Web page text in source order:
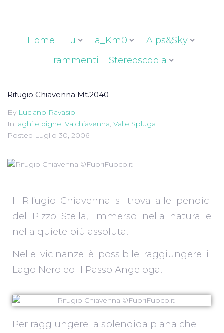
Home Lu a_Km0
Alps&Sky
Frammenti
Stereoscopia
Rifugio Chiavenna Mt.2040
By Luciano Ravasio
In laghi e dighe, Valchiavenna, Valle Spluga
Posted Luglio 30, 2006
Il Rifugio Chiavenna si trova alle pendici
del Pizzo Stella, immerso nella natura e
nella quiete più assoluta.
Nelle vicinanze è possibile raggiungere il
Lago Nero ed il Passo Angeloga.
Per raggiungere la splendida piana che